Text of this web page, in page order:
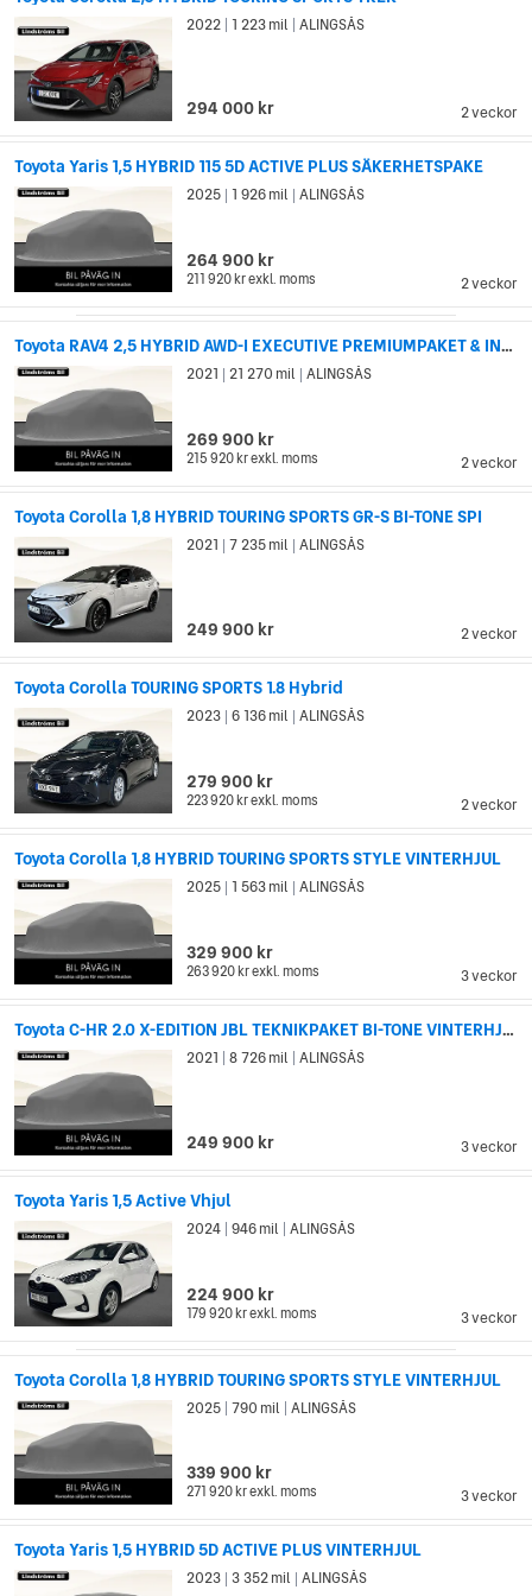
första företaget som massproducerade och sålde elektriska
hybridbilar kommersiellt. Sedan dess har de introducerat
tekniken i flera av deras bilfamiljer, som till exempel Camry och
Lexus. Under April 2016 hade Toyota sålt sammanlagt 9
miljoner hybrida personbilar, där bilfamiljen Prius stod för nära
5.7 miljoner.
2 veckor
2022 1 223 mil ALINGSÅS
294 000 kr
Toyota Yaris 1,5 HYBRID 115 5D ACTIVE PLUS SÄKERHETSPAKE
2 veckor
2025 1 926 mil ALINGSÅS
264 900 kr
211 920 krexkl. moms
Toyota RAV4 2,5 HYBRID AWD-I EXECUTIVE PREMIUMPAKET & INF...
2 veckor
2021 21 270 mil ALINGSÅS
269 900 kr
215 920 krexkl. moms
Toyota Corolla 1,8 HYBRID TOURING SPORTS GR-S BI-TONE SPI
2 veckor
2021 7 235 mil ALINGSÅS
249 900 kr
Toyota Corolla TOURING SPORTS 1.8 Hybrid
2 veckor
2023 6 136 mil ALINGSÅS
279 900 kr
223 920 krexkl. moms
Toyota Corolla 1,8 HYBRID TOURING SPORTS STYLE VINTERHJUL
3 veckor
2025 1 563 mil ALINGSÅS
329 900 kr
263 920 krexkl. moms
Toyota C-HR 2.0 X-EDITION JBL TEKNIKPAKET BI-TONE VINTERHJUL
3 veckor
2021 8 726 mil ALINGSÅS
249 900 kr
Toyota Yaris 1,5 Active Vhjul
3 veckor
2024 946 mil ALINGSÅS
224 900 kr
179 920 krexkl. moms
Toyota Corolla 1,8 HYBRID TOURING SPORTS STYLE VINTERHJUL
3 veckor
2025 790 mil ALINGSÅS
339 900 kr
271 920 krexkl. moms
Toyota Yaris 1,5 HYBRID 5D ACTIVE PLUS VINTERHJUL
2023 3 352 mil ALINGSÅS